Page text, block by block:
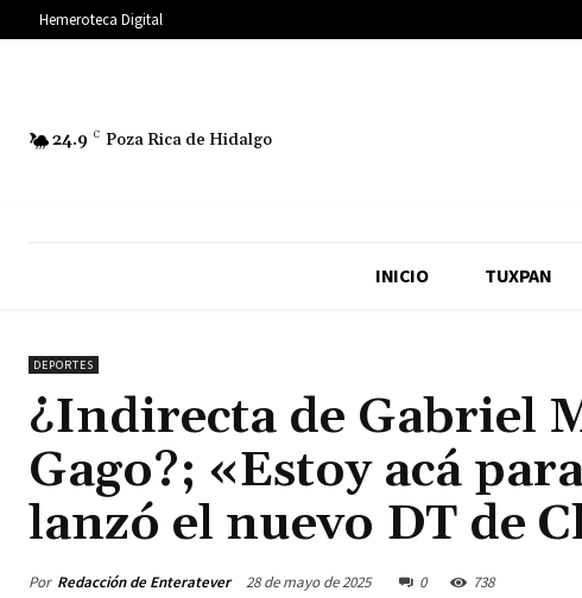
Hemeroteca Digital
24.9 C Poza Rica de Hidalgo
INICIO TUXPAN
DEPORTES
¿Indirecta de Gabriel
Gago?; «Estoy acá
lanzó el nuevo DT de
Por Redacción de Enteratever 28 de mayo de 2025 0 738